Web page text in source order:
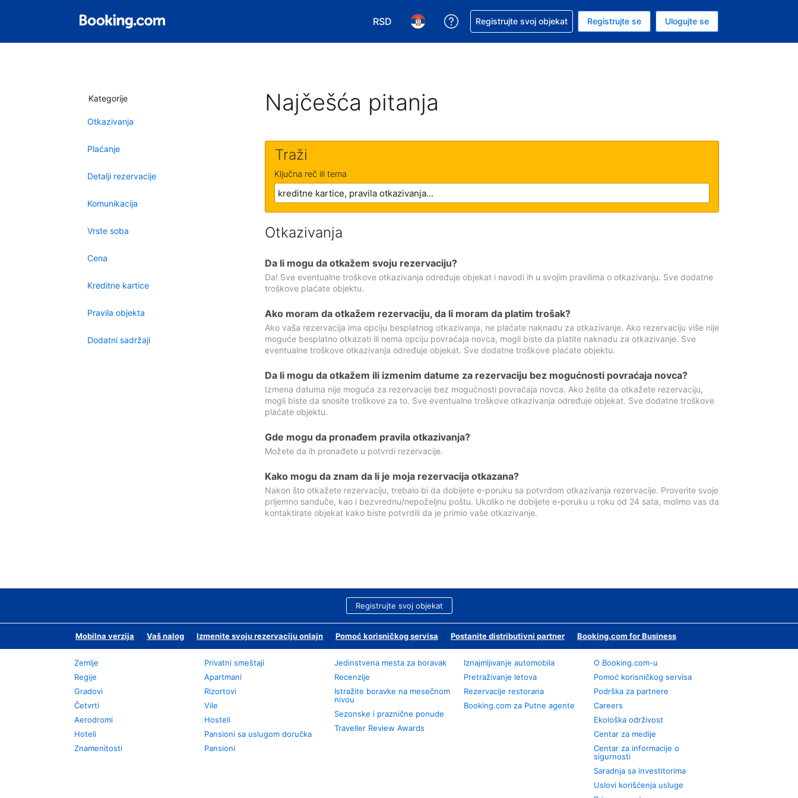
RSD
Izaberite valutu. Vaša trenutna valuta je dinar
Izaberite jezik. Vaš trenutni jezik je Srpskom
Zatražite pomoć u vezi sa rezervacijom
Registrujte svoj objekat Registrujte se Ulogujte se
Kategorije
Otkazivanja
Plaćanje
Detalji rezervacije
Komunikacija
Vrste soba
Cena
Kreditne kartice
Pravila objekta
Dodatni sadržaji
Najčešća pitanja
Traži
Ključna reč ili tema
Otkazivanja
Da li mogu da otkažem svoju rezervaciju?
Da! Sve eventualne troškove otkazivanja određuje objekat i navodi ih u svojim pravilima o otkazivanju. Sve dodatne
troškove plaćate objektu.
Ako moram da otkažem rezervaciju, da li moram da platim trošak?
Ako vaša rezervacija ima opciju besplatnog otkazivanja, ne plaćate naknadu za otkazivanje. Ako rezervaciju više nije
moguće besplatno otkazati ili nema opciju povraćaja novca, mogli biste da platite naknadu za otkazivanje. Sve
eventualne troškove otkazivanja određuje objekat. Sve dodatne troškove plaćate objektu.
Da li mogu da otkažem ili izmenim datume za rezervaciju bez mogućnosti povraćaja novca?
Izmena datuma nije moguća za rezervacije bez mogućnosti povraćaja novca. Ako želite da otkažete rezervaciju,
mogli biste da snosite troškove za to. Sve eventualne troškove otkazivanja određuje objekat. Sve dodatne troškove
plaćate objektu.
Gde mogu da pronađem pravila otkazivanja?
Možete da ih pronađete u potvrdi rezervacije.
Kako mogu da znam da li je moja rezervacija otkazana?
Nakon što otkažete rezervaciju, trebalo bi da dobijete e-poruku sa potvrdom otkazivanja rezervacije. Proverite svoje
prijemno sanduče, kao i bezvrednu/nepoželjnu poštu. Ukoliko ne dobijete e-poruku u roku od 24 sata, molimo vas da
kontaktirate objekat kako biste potvrdili da je primio vaše otkazivanje.
Registrujte svoj objekat
Mobilna verzija Vaš nalog Izmenite svoju rezervaciju onlajn Pomoć korisničkog servisa Postanite distributivni partner Booking.com for Business
Zemlje
Regije
Gradovi
Četvrti
Aerodromi
Hoteli
Znamenitosti
Privatni smeštaji
Apartmani
Rizortovi
Vile
Hosteli
Pansioni sa uslugom doručka
Pansioni
Jedinstvena mesta za boravak
Recenzije
Istražite boravke na mesečnom
nivou
Sezonske i praznične ponude
Traveller Review Awards
Iznajmljivanje automobila
Pretraživanje letova
Rezervacije restorana
Booking.com za Putne agente
О Booking.com-u
Pomoć korisničkog servisa
Podrška za partnere
Careers
Ekološka održivost
Centar za medije
Centar za informacije o
sigurnosti
Saradnja sa investitorima
Uslovi korišćenja usluge